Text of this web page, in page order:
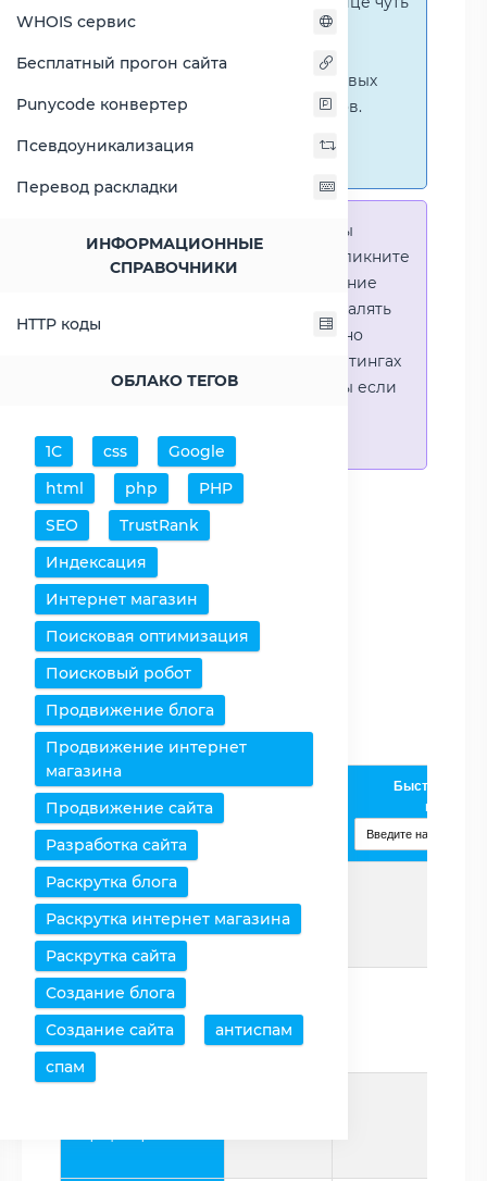
WHOIS сервис
Бесплатный прогон сайта
Punycode конвертер
Псевдоуникализация
Перевод раскладки
ИНФОРМАЦИОННЫЕ
СПРАВОЧНИКИ
HTTP коды
ОБЛАКО ТЕГОВ
1С css
Google
html
php
PHP
SEO
TrustRank
Индексация
Интернет магазин
Поисковая оптимизация
Поисковый робот
Продвижение блога
Продвижение интернет
магазина
Продвижение сайта
Разработка сайта
Раскрутка блога
Раскрутка интернет магазина
Раскрутка сайта
Создание блога
Создание сайта
антиспам
спам
графические сравнения
количественных и числовых
параметров процессоров.
сравнениям.
Для того что-бы
выделить процессор - кликните
на его название. Выделение
позволяет выборочно удалять
процессоры или наглядно
видеть результаты в рейтингах
(Во избежении путаницы если
процессоров)
Добавить процессоры
Очистить таблицу
Снять все выделения
Оставить только
выбранное
Удалить выбранное
Процессоры /
Характеристики
AMD E1-
Быстрое
Страница Подробнее
Производитель AMD